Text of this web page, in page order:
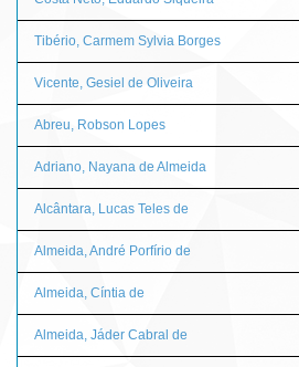
Tibério, Carmem Sylvia Borges
Vicente, Gesiel de Oliveira
Abreu, Robson Lopes
Adriano, Nayana de Almeida
Alcântara, Lucas Teles de
Almeida, André Porfírio de
Almeida, Cíntia de
Almeida, Jáder Cabral de